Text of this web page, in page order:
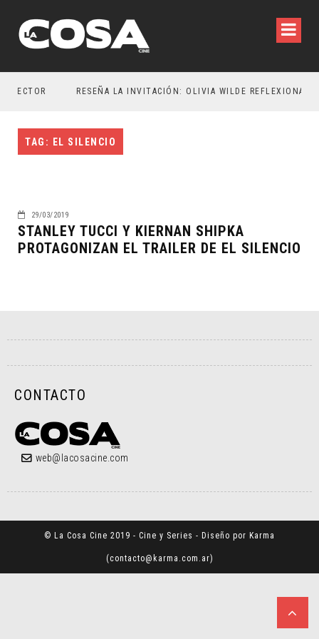
TAG: EL SILENCIO
29/03/2019
STANLEY TUCCI Y KIERNAN SHIPKA
PROTAGONIZAN EL TRAILER DE EL SILENCIO
CONTACTO
web@lacosacine.com
© La Cosa Cine 2019 - Cine y Series - Diseño por Karma
(contacto@karma.com.ar)